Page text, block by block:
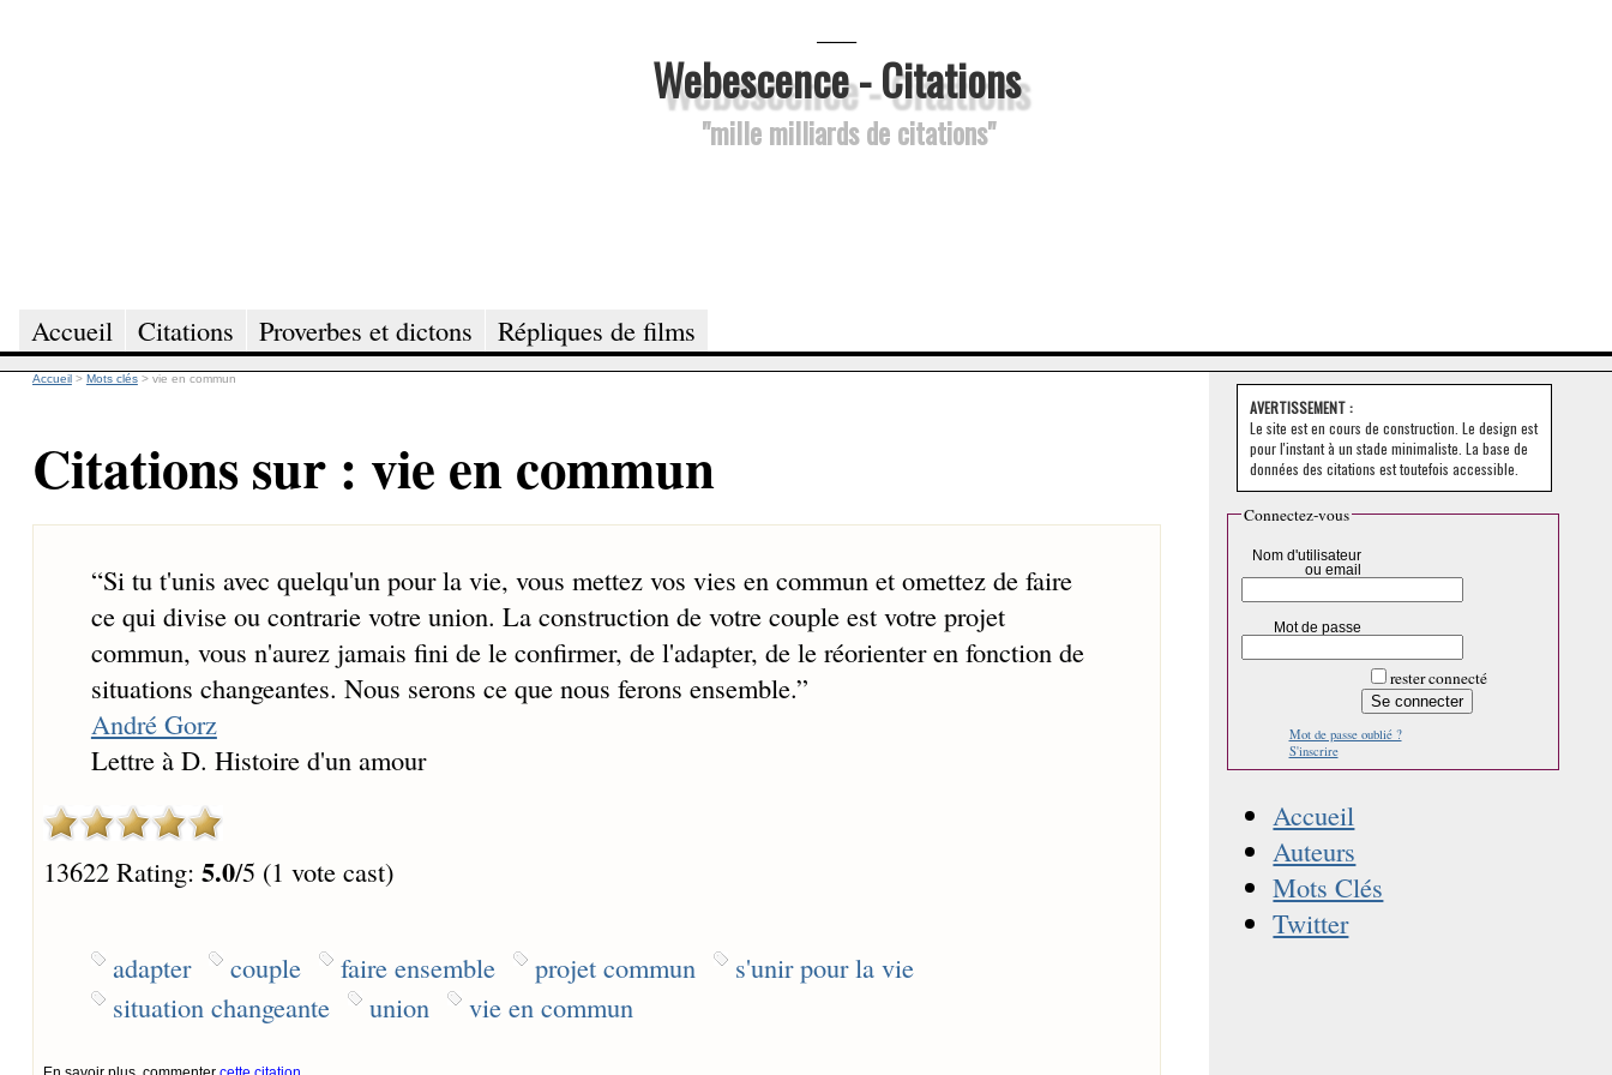
Webescence - Citations
"mille milliards de citations"
Accueil Citations Proverbes et dictons Répliques de films
Accueil > Mots clés > vie en commun
Citations sur : vie en commun
“Si tu t'unis avec quelqu'un pour la vie, vous mettez vos vies en commun et omettez de faire
ce qui divise ou contrarie votre union. La construction de votre couple est votre projet
commun, vous n'aurez jamais fini de le confirmer, de l'adapter, de le réorienter en fonction de
situations changeantes. Nous serons ce que nous ferons ensemble.”
André Gorz
Lettre à D. Histoire d'un amour
13622 Rating: 5.0/5 (1 vote cast)
adapter couple faire ensemble projet commun
s'unir pour la vie
situation changeante
union vie en commun
AVERTISSEMENT :
Le site est en cours de construction. Le design est
pour l'instant à un stade minimaliste. La base de
données des citations est toutefois accessible.
Connectez-vous
Nom d'utilisateur
ou email
Mot de passe
rester connecté
Mot de passe oublié ?
S'inscrire
Accueil
Auteurs
Mots Clés
Twitter